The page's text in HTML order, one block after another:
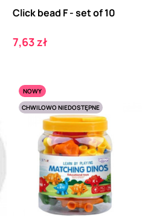
Click bead F - set of 10
Cena
7,63 zł
NOWY
CHWILOWO NIEDOSTĘPNE